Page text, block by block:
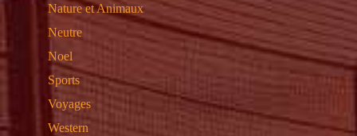
Nature et Animaux
Neutre
Noel
Sports
Voyages
Western